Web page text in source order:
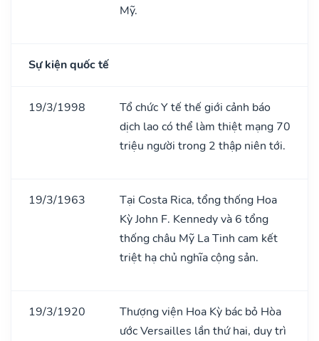
Mỹ.
Sự kiện quốc tế
19/3/1998
Tổ chức Y tế thế giới cảnh báo
dịch lao có thể làm thiệt mạng 70
triệu người trong 2 thập niên tới.
19/3/1963
Tại Costa Rica, tổng thống Hoa
Kỳ John F. Kennedy và 6 tổng
thống châu Mỹ La Tinh cam kết
triệt hạ chủ nghĩa cộng sản.
19/3/1920
Thượng viện Hoa Kỳ bác bỏ Hòa
ước Versailles lần thứ hai, duy trì